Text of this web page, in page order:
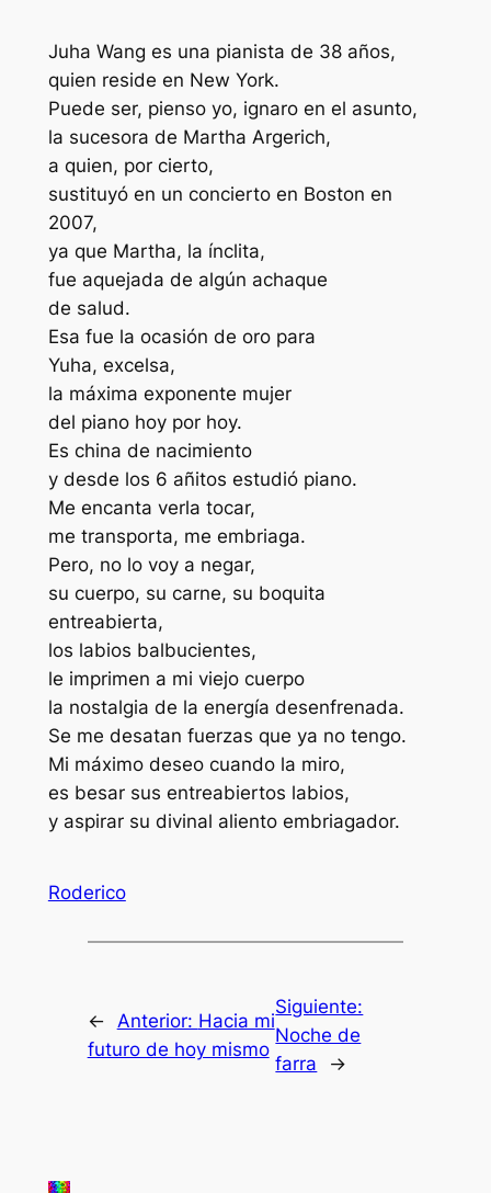
Juha Wang es una pianista de 38 años,
quien reside en New York.
Puede ser, pienso yo, ignaro en el asunto,
la sucesora de Martha Argerich,
a quien, por cierto,
sustituyó en un concierto en Boston en
2007,
ya que Martha, la ínclita,
fue aquejada de algún achaque
de salud.
Esa fue la ocasión de oro para
Yuha, excelsa,
la máxima exponente mujer
del piano hoy por hoy.
Es china de nacimiento
y desde los 6 añitos estudió piano.
Me encanta verla tocar,
me transporta, me embriaga.
Pero, no lo voy a negar,
su cuerpo, su carne, su boquita
entreabierta,
los labios balbucientes,
le imprimen a mi viejo cuerpo
la nostalgia de la energía desenfrenada.
Se me desatan fuerzas que ya no tengo.
Mi máximo deseo cuando la miro,
es besar sus entreabiertos labios,
y aspirar su divinal aliento embriagador.
Roderico
← Anterior: Hacia mi
futuro de hoy mismo
Siguiente:
Noche de
farra
→